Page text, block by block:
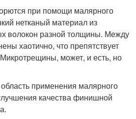
при помощи малярного
нетканый материал из
волокон разной толщины. Между
хаотично, что препятствует
может, и есть, но
применения малярного
качества финишной